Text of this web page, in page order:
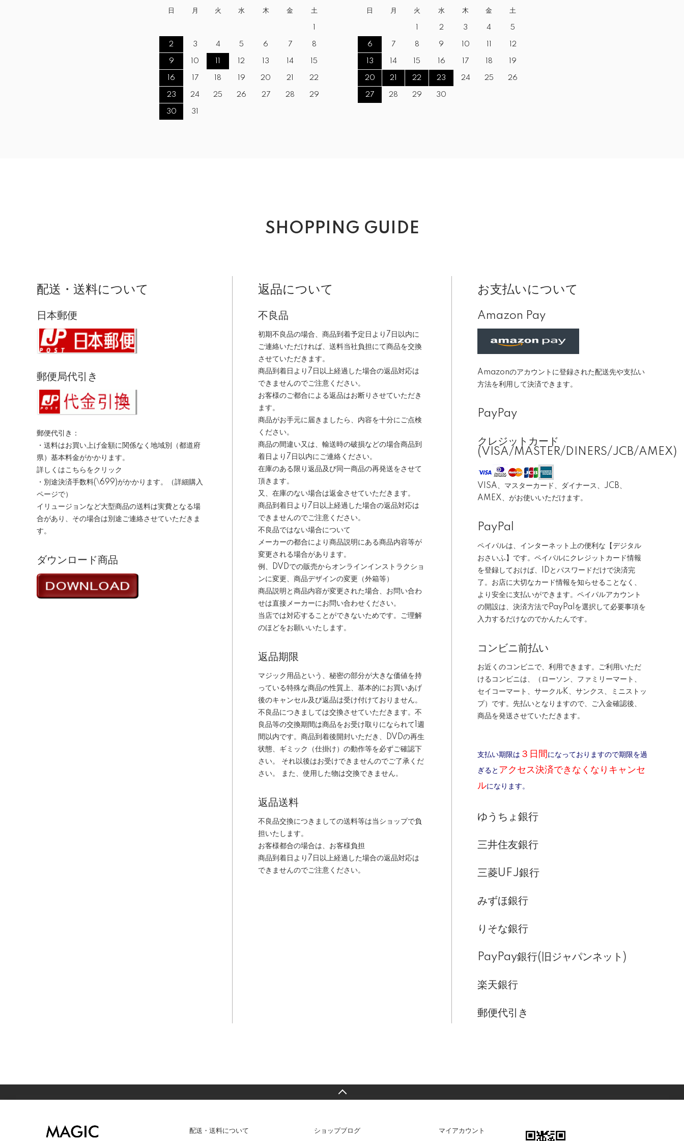
日 月 火 水 木 金 土
2 3 4 5 6 7 8
9 10 12 13 14 15
16 17 18 19 20 21 22
23 24 25 26 27 28 29
30 31
日 月 火 水 木 金 土
2 3 4 5
6 7 8 9 10 12
13 14 15 16 17 18 19
20 21 22 23 24 25 26
27 28 29 30
SHOPPING GUIDE
配送・送料について
日本郵便
郵便局代引き
郵便代引き：
・送料はお買い上げ金額に関係なく地域別（都道府
県）基本料金がかかります。
詳しくはこちらをクリック
・別途決済手数料(\699)がかかります。（詳細購入
ページで）
イリュージョンなど大型商品の送料は実費となる場
合があり、その場合は別途ご連絡させていただきま
す。
ダウンロード商品
返品について
不良品
初期不良品の場合、商品到着予定日より7日以内に
ご連絡いただければ、送料当社負担にて商品を交換
させていただきます。
商品到着日より7日以上経過した場合の返品対応は
できませんのでご注意ください。
お客様のご都合による返品はお断りさせていただき
ます。
商品がお手元に届きましたら、内容を十分にご点検
ください。
商品の間違い又は、輸送時の破損などの場合商品到
着日より7日以内にご連絡ください。
在庫のある限り返品及び同一商品の再発送をさせて
頂きます。
又、在庫のない場合は返金させていただきます。
商品到着日より7日以上経過した場合の返品対応は
できませんのでご注意ください。
不良品ではない場合について
メーカーの都合により商品説明にある商品内容等が
変更される場合があります。
例、DVDでの販売からオンラインインストラクショ
ンに変更、商品デザインの変更（外箱等）
商品説明と商品内容が変更された場合、お問い合わ
せは直接メーカーにお問い合わせください。
当店では対応することができないためです。ご理解
のほどをお願いいたします。
返品期限
マジック用品という、秘密の部分が大きな価値を持
っている特殊な商品の性質上、基本的にお買いあげ
後のキャンセル及び返品は受け付けておりません。
不良品につきましては交換させていただきます。不
良品等の交換期間は商品をお受け取りになられて1週
間以内です。商品到着後開封いただき、DVDの再生
状態、ギミック（仕掛け）の動作等を必ずご確認下
さい。 それ以後はお受けできませんのでご了承くだ
さい。 また、使用した物は交換できません。
返品送料
不良品交換につきましての送料等は当ショップで負
担いたします。
お客様都合の場合は、お客様負担
商品到着日より7日以上経過した場合の返品対応は
できませんのでご注意ください。
お支払いについて
Amazon Pay
Amazonのアカウントに登録された配送先や支払い
方法を利用して決済できます。
PayPay
クレジットカード
(VISA/MASTER/DINERS/JCB/AMEX)
VISA、マスターカード、ダイナース、JCB、
AMEX、がお使いいただけます。
PayPal
ペイパルは、インターネット上の便利な【デジタル
おさいふ】です。ペイパルにクレジットカード情報
を登録しておけば、IDとパスワードだけで決済完
了。お店に大切なカード情報を知らせることなく、
より安全に支払いができます。ペイパルアカウント
の開設は、決済方法でPayPalを選択して必要事項を
入力するだけなのでかんたんです。
コンビニ前払い
お近くのコンビニで、利用できます。ご利用いただ
けるコンビニは、（ローソン、ファミリーマート、
セイコーマート、サークルK、サンクス、ミニストッ
プ）です。先払いとなりますので、ご入金確認後、
商品を発送させていただきます。
支払い期限は ３日間になっておりますので期限を過
ぎると アクセス決済できなくなりキャンセ
ルになります。
ゆうちょ銀行
三井住友銀行
三菱UFJ銀行
みずほ銀行
りそな銀行
PayPay銀行(旧ジャパンネット)
楽天銀行
郵便代引き
配送・送料について ショップブログ マイアカウント